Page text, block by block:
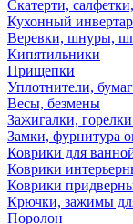
Скатерти,
Кухонный
Веревки, шнуры,
Кипятильники
Прищепки
Уплотнители,
Весы, безмены
Зажигалки,
Замки, фурнитура
Коврики для
Коврики
Коврики
Крючки, зажимы
Поролон